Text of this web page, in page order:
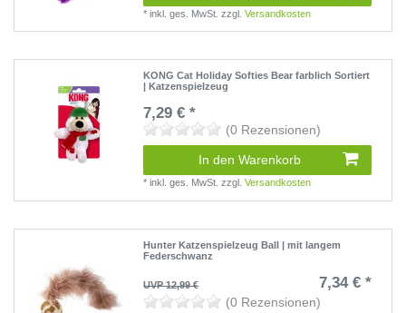
*inkl. ges. MwSt. zzgl.Versandkosten
KONG Cat Holiday Softies Bear farblich Sortiert
| Katzenspielzeug
7,29 € *
(0 Rezensionen)
In den Warenkorb
*inkl. ges. MwSt. zzgl.Versandkosten
Hunter Katzenspielzeug Ball | mit langem
Federschwanz
UVP 12,99 € 7,34 € *
(0 Rezensionen)